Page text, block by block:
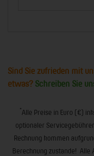
Sind Sie zufrieden mit
etwas? Schreiben Sie
*Alle Preise in Euro (€)
optionaler
Rechnung kommen
Berechnung zustande! Alle